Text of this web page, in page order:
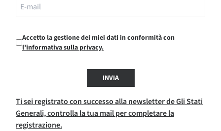
Accetto la gestione dei miei dati in conformità con
l'informativa sulla privacy.
INVIA
Ti sei registrato con successo alla newsletter de Gli Stati
Generali, controlla la tua mail per completare la
registrazione.